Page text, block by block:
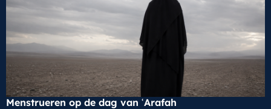
Menstrueren op de dag van ʿArafah